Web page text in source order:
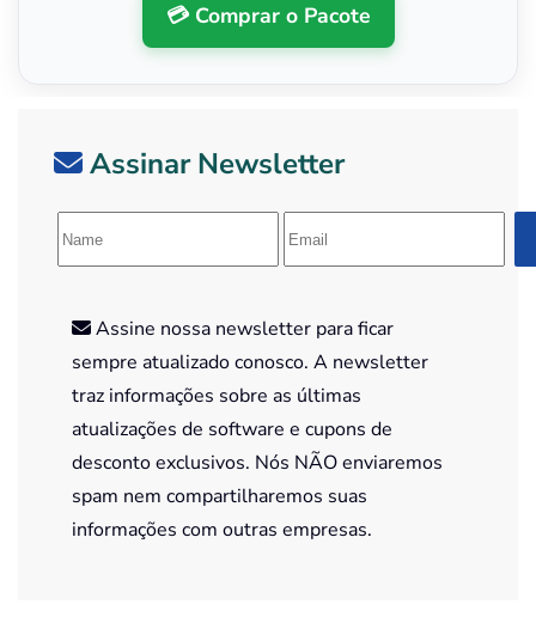
💳 Comprar o Pacote
Assinar Newsletter
Assine nossa newsletter para ficar
sempre atualizado conosco. A newsletter
traz informações sobre as últimas
atualizações de software e cupons de
desconto exclusivos. Nós NÃO enviaremos
spam nem compartilharemos suas
informações com outras empresas.